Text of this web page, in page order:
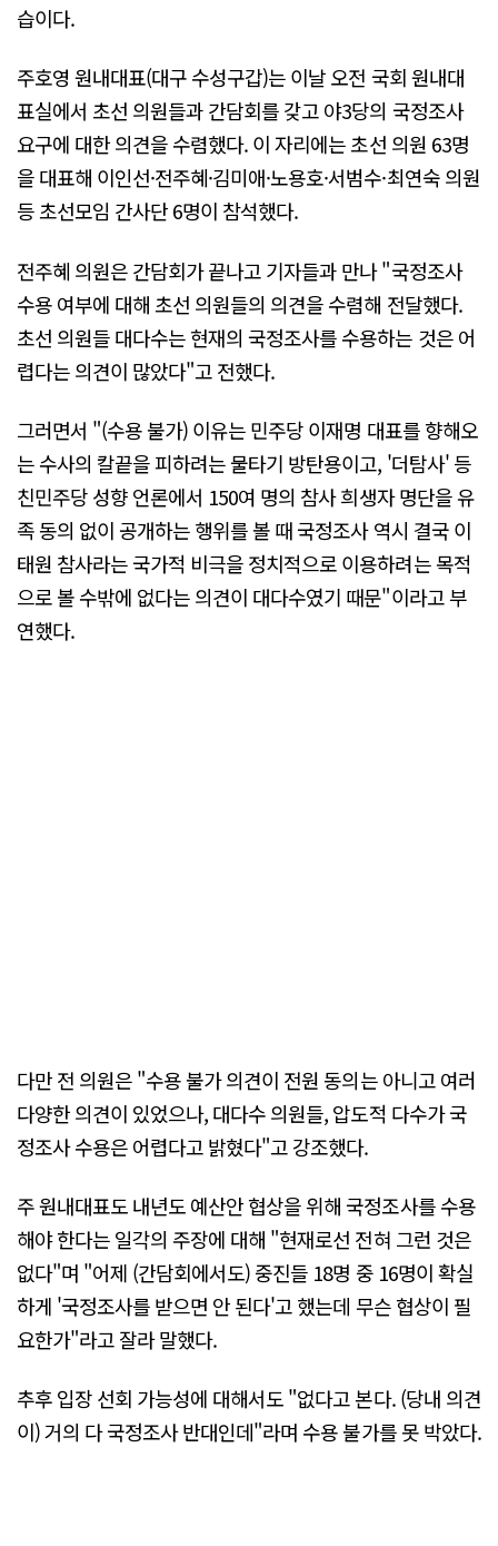
습이다.
주호영 원내대표(대구 수성구갑)는 이날 오전 국회 원내대
표실에서 초선 의원들과 간담회를 갖고 야3당의 국정조사
요구에 대한 의견을 수렴했다. 이 자리에는 초선 의원 63명
을 대표해 이인선·전주혜·김미애·노용호·서범수·최연숙 의원
등 초선모임 간사단 6명이 참석했다.
전주혜 의원은 간담회가 끝나고 기자들과 만나 "국정조사
수용 여부에 대해 초선 의원들의 의견을 수렴해 전달했다.
초선 의원들 대다수는 현재의 국정조사를 수용하는 것은 어
렵다는 의견이 많았다"고 전했다.
그러면서 "(수용 불가) 이유는 민주당 이재명 대표를 향해오
는 수사의 칼끝을 피하려는 물타기 방탄용이고, '더탐사' 등
친민주당 성향 언론에서 150여 명의 참사 희생자 명단을 유
족 동의 없이 공개하는 행위를 볼 때 국정조사 역시 결국 이
태원 참사라는 국가적 비극을 정치적으로 이용하려는 목적
으로 볼 수밖에 없다는 의견이 대다수였기 때문"이라고 부
연했다.
다만 전 의원은 "수용 불가 의견이 전원 동의는 아니고 여러
다양한 의견이 있었으나, 대다수 의원들, 압도적 다수가 국
정조사 수용은 어렵다고 밝혔다"고 강조했다.
주 원내대표도 내년도 예산안 협상을 위해 국정조사를 수용
해야 한다는 일각의 주장에 대해 "현재로선 전혀 그런 것은
없다"며 "어제 (간담회에서도) 중진들 18명 중 16명이 확실
하게 '국정조사를 받으면 안 된다'고 했는데 무슨 협상이 필
요한가"라고 잘라 말했다.
추후 입장 선회 가능성에 대해서도 "없다고 본다. (당내 의견
이) 거의 다 국정조사 반대인데"라며 수용 불가를 못 박았다.